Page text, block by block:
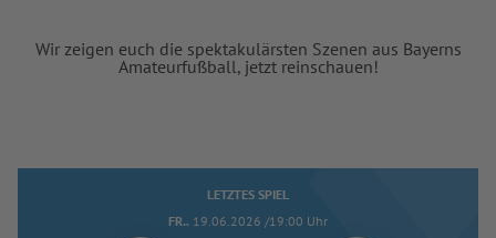
Wir zeigen euch die spektakulärsten Szenen aus Bayerns
Amateurfußball, jetzt reinschauen!
LETZTES SPIEL
FR.. 19.06.2026 /19:00 Uhr